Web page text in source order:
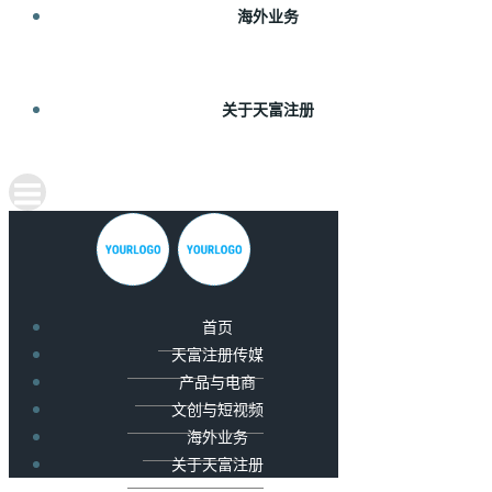
海外业务
关于天富注册
首页
天富注册传媒
产品与电商
文创与短视频
海外业务
关于天富注册